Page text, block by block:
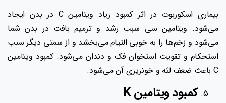
بیماری اسکوربوت در اثر کمبود زیاد ویتامین C در بدن ایجاد
می‌شود. ویتامین سی سبب رشد و ترمیم بافت در بدن شما
می‌شود و زخم‌ها را به خوبی التیام می‌بخشد و از سمتی دیگر سبب
استحکام و تقویت استخوان فک و دندان می‌شود. کمبود ویتامین
C باعث ضعف لثه و خونریزی آن می‌شود.
کمبود ویتامین K